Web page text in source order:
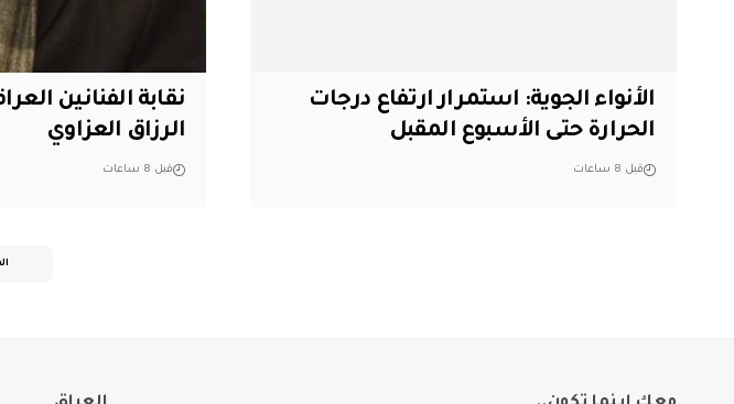
الأنواء الجوية: استمرار ارتفاع درجات
الحرارة حتى الأسبوع المقبل
قبل 8 ساعات
نقابة الفنانين
الرزاق العزاوي
قبل 8 ساعات